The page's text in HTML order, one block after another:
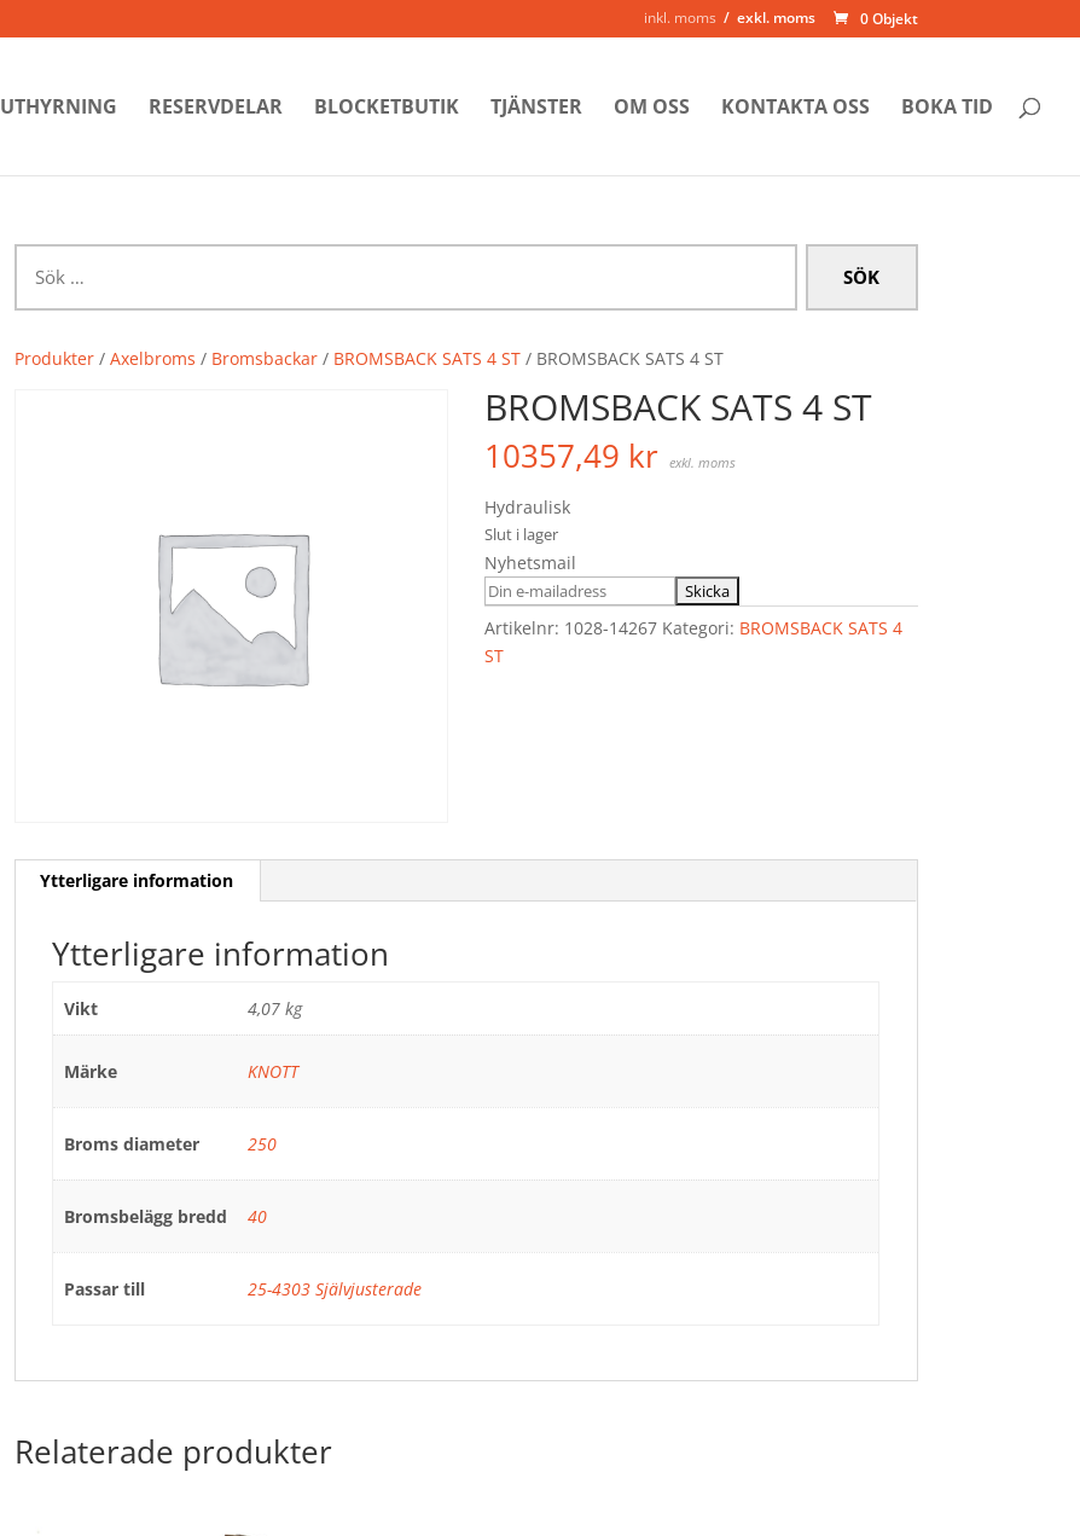
0 Objekt
inkl. moms exkl. moms
UTHYRNING RESERVDELAR BLOCKETBUTIK TJÄNSTER OM OSS KONTAKTA OSS BOKA TID
efter:
Produkter /Axelbroms / Bromsbackar / BROMSBACK SATS 4 ST / BROMSBACK SATS 4 ST
BROMSBACK SATS 4 ST
10357,49 kr exkl. moms
Hydraulisk
Slut i lager
Nyhetsmail
Artikelnr: 1028-14267 Kategori: BROMSBACK SATS 4
ST
Ytterligare information
Ytterligare information
Vikt 4,07 kg
Märke KNOTT
Broms diameter 250
Bromsbelägg bredd 40
Passar till 25-4303 Självjusterade
Relaterade produkter